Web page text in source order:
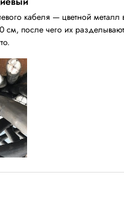
кабеля — цветной металл
см, после чего их